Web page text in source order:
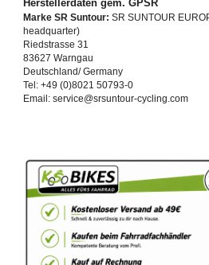
Herstellerdaten gem. GPSR
Marke SR Suntour: SR SUNTOUR
headquarter)
Riedstrasse 31
83627 Warngau
Deutschland/ Germany
Tel: +49 (0)8021 50793-0
Email: service@srsuntour-cycling.com